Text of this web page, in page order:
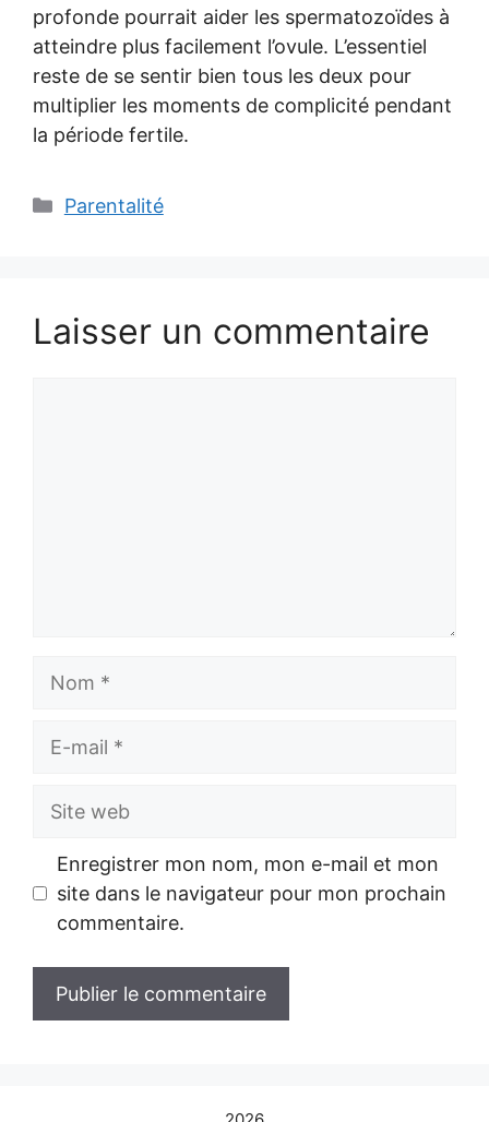
profonde pourrait aider les spermatozoïdes à
atteindre plus facilement l’ovule. L’essentiel
reste de se sentir bien tous les deux pour
multiplier les moments de complicité pendant
la période fertile.
Catégories
Parentalité
Laisser un commentaire
Site
Enregistrer mon nom, mon e-mail et mon
site dans le navigateur pour mon prochain
commentaire.